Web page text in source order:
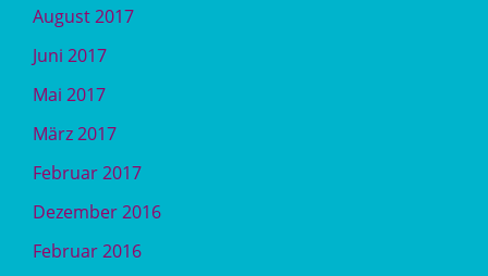
August 2017
Juni 2017
Mai 2017
März 2017
Februar 2017
Dezember 2016
Februar 2016